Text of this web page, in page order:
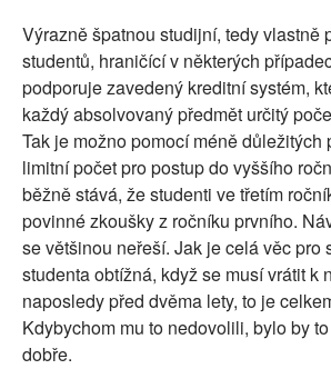
Výrazně špatnou studijní, tedy vlastně
studentů, hraničící v některých
podporuje zavedený kreditní systém,
každý absolvovaný předmět určitý
Tak je možno pomocí méně důležitých
limitní počet pro postup do vyššího
běžně stává, že studenti ve třetím
povinné zkoušky z ročníku prvního.
se většinou neřeší. Jak je celá věc pro
studenta obtížná, když se musí vrátit k
naposledy před dvěma lety, to je
Kdybychom mu to nedovolili, bylo by
dobře.